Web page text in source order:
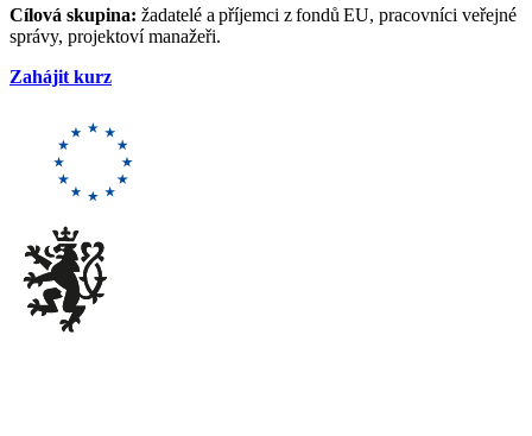
Cílová skupina: žadatelé a příjemci z fondů EU, pracovníci veřejné
správy, projektoví manažeři.
Zahájit kurz